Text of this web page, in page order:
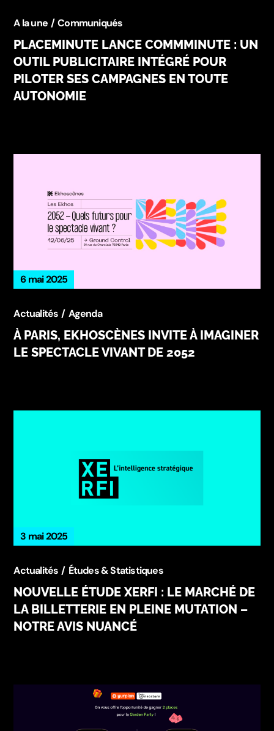
A la une Communiqués
PLACEMINUTE LANCE COMMMINUTE : UN
OUTIL PUBLICITAIRE INTÉGRÉ POUR
PILOTER SES CAMPAGNES EN TOUTE
AUTONOMIE
6 mai 2025
Actualités Agenda
À PARIS, EKHOSCÈNES INVITE À IMAGINER
LE SPECTACLE VIVANT DE 2052
3 mai 2025
Actualités Études & Statistiques
NOUVELLE ÉTUDE XERFI : LE MARCHÉ DE
LA BILLETTERIE EN PLEINE MUTATION –
NOTRE AVIS NUANCÉ